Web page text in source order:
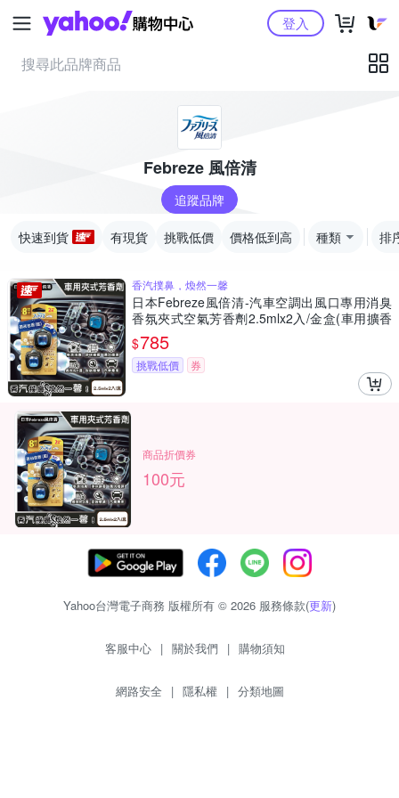
Yahoo購物中心登入
Febreze 風倍清
追蹤品牌
快速到貨 有現貨 挑戰低價 價格低到高 種類 排
香汽撲鼻，煥然一馨
日本Febreze風倍清-汽車空調出風口專用消臭
香氛夾式空氣芳香劑2.5mlx2入/金盒(車用擴香
劑,車內清新去味留香,濃淡可調節,長效約8週)
$785
挑戰低價 券
商品折價券
100元
Yahoo台灣電子商務 版權所有 © 2026 服務條款(更新)
客服中心 | 關於我們 | 購物須知
網路安全 | 隱私權 | 分類地圖